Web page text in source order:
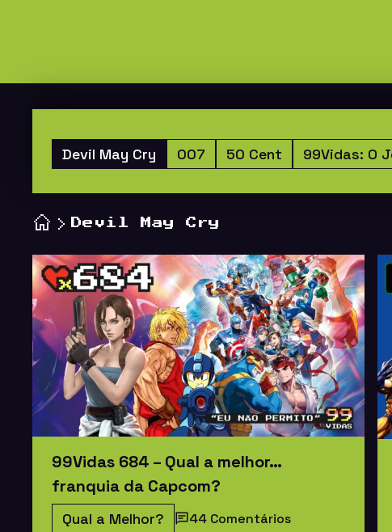
007 50 Cent 99Vidas: O
Devil May Cry
Devil May Cry
99Vidas 684 – Qual a melhor…
franquia da Capcom?
Qual a Melhor?
44 Comentários